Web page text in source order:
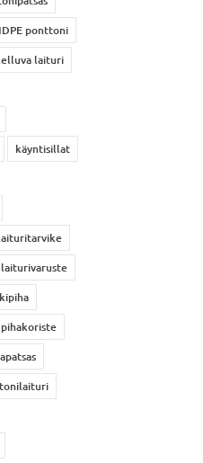
ponttoni
laituri
käyntisillat
laiturivaruste
pihakoriste